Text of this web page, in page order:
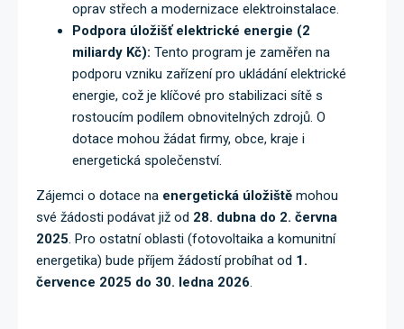
oprav střech a modernizace elektroinstalace.
Podpora úložišť elektrické energie (2
miliardy Kč): Tento program je zaměřen na
podporu vzniku zařízení pro ukládání elektrické
energie, což je klíčové pro stabilizaci sítě s
rostoucím podílem obnovitelných zdrojů. O
dotace mohou žádat firmy, obce, kraje i
energetická společenství.
Zájemci o dotace na energetická úložiště mohou
své žádosti podávat již od 28. dubna do 2. června
2025. Pro ostatní oblasti (fotovoltaika a komunitní
energetika) bude příjem žádostí probíhat od 1.
července 2025 do 30. ledna 2026.